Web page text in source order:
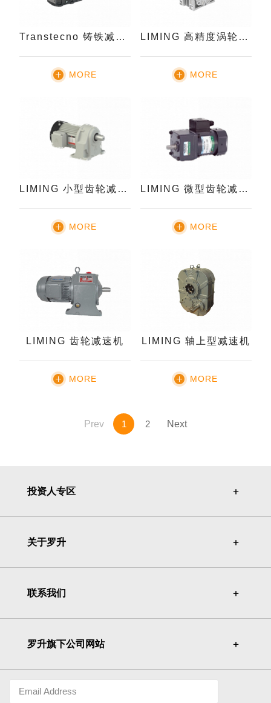
Transtecno 铸铁减速机
MORE
LIMING 高精度涡轮蜗杆减速机
MORE
LIMING 小型齿轮减速机
MORE
LIMING 微型齿轮减速机
MORE
LIMING 齿轮减速机
MORE
LIMING 轴上型减速机
MORE
Prev 1 2 Next
投资人专区 ＋
＋
关于罗升 ＋
＋
联系我们 ＋
＋
罗升旗下公司网站 ＋
＋